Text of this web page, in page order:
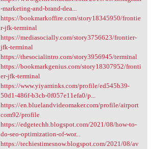
-marketing-and-brand-dea...
https://bookmarkoffire.com/story18345950/frontie
r-jfk-terminal
https://mediasocially.com/story3756623/frontier-
jfk-terminal
https://thesocialintro.com/story3956945/terminal
https://bookmarkgenius.com/story18307952/fronti
er-jfk-terminal
https://www.yiyaminks.com/profile/ed545b39-
50d1-486f-b3cb-0f057e11efa0/p...
https://en.bluelandvideomaker.com/profile/airport
com92/profile
https://edgetechh.blogspot.com/2021/08/how-to-
do-seo-optimization-of-wor...
https://techiestimesnow.blogspot.com/2021/08/av